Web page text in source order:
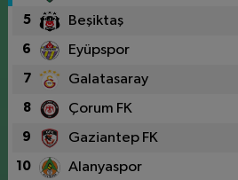
5 Beşiktaş
6 Eyüpspor
7 Galatasaray
8 Çorum FK
9 Gaziantep FK
10 Alanyaspor